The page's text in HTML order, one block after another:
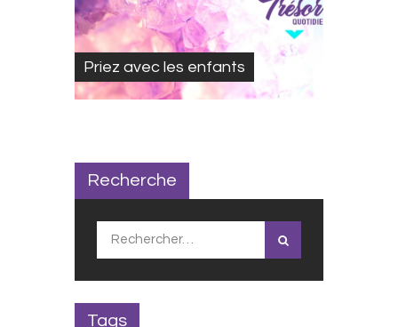
Priez avec les enfants
Recherche
Rechercher :
Tags